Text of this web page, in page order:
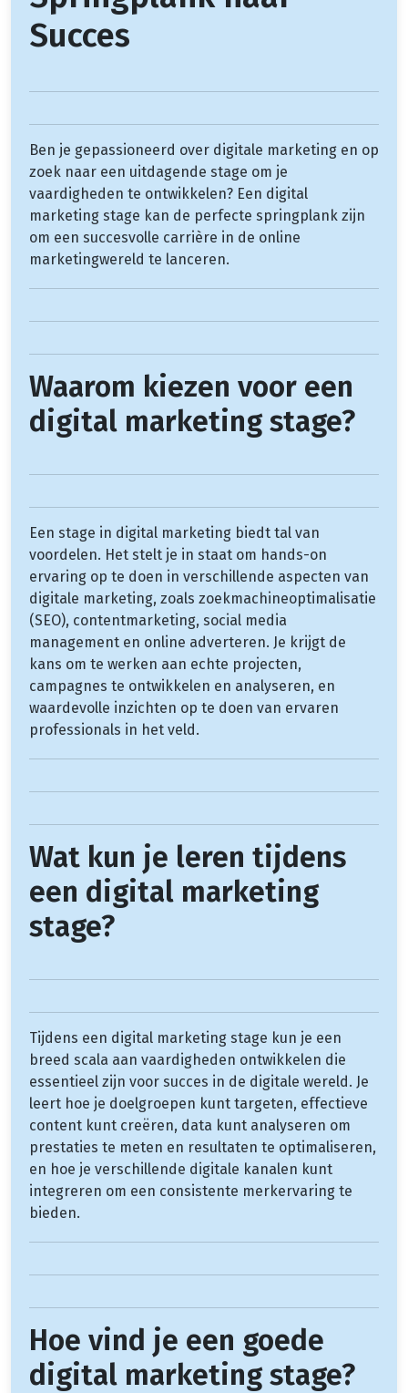
Succes
Ben je gepassioneerd over digitale marketing en op
zoek naar een uitdagende stage om je
vaardigheden te ontwikkelen? Een digital
marketing stage kan de perfecte springplank zijn
om een succesvolle carrière in de online
marketingwereld te lanceren.
Waarom kiezen voor een
digital marketing stage?
Een stage in digital marketing biedt tal van
voordelen. Het stelt je in staat om hands-on
ervaring op te doen in verschillende aspecten van
digitale marketing, zoals zoekmachineoptimalisatie
(SEO), contentmarketing, social media
management en online adverteren. Je krijgt de
kans om te werken aan echte projecten,
campagnes te ontwikkelen en analyseren, en
waardevolle inzichten op te doen van ervaren
professionals in het veld.
Wat kun je leren tijdens
een digital marketing
stage?
Tijdens een digital marketing stage kun je een
breed scala aan vaardigheden ontwikkelen die
essentieel zijn voor succes in de digitale wereld. Je
leert hoe je doelgroepen kunt targeten, effectieve
content kunt creëren, data kunt analyseren om
prestaties te meten en resultaten te optimaliseren,
en hoe je verschillende digitale kanalen kunt
integreren om een consistente merkervaring te
bieden.
Hoe vind je een goede
digital marketing stage?